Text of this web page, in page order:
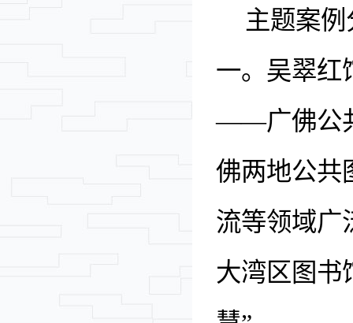
主题案
一。 吴翠红
——广佛公
佛两地公共
流等领域广
大湾区图书